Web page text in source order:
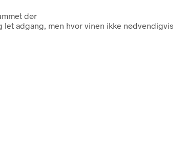
dør
adgang, men hvor vinen ikke nødvendigvis